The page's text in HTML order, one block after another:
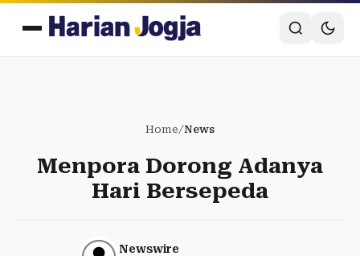
Home/News
Menpora Dorong Adanya
Hari Bersepeda
Newswire